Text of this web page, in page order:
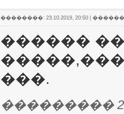
��������: 23.10.2019, 20:50 |
������
���.
���������